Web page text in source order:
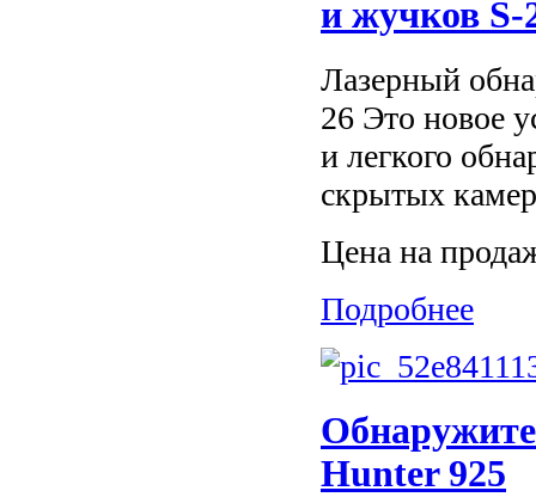
и жучков S-
Лазерный
26 Это новое
и легкого
скрытых
Цена на
Подробнее
Hunter 925